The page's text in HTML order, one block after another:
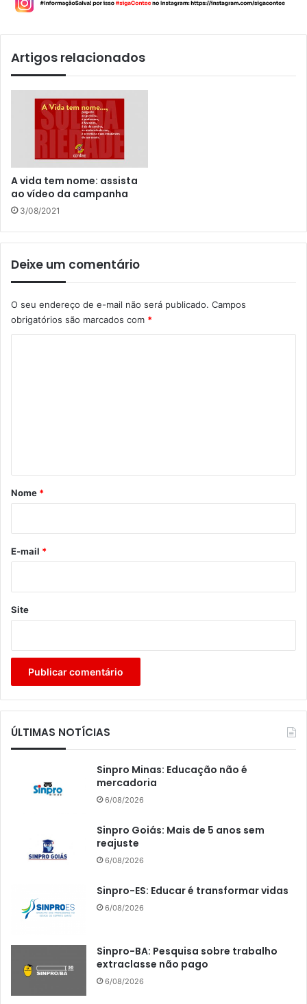
Artigos relacionados
A vida tem nome: assista
ao vídeo da campanha
3/08/2021
Deixe um comentário
O seu endereço de e-mail não será publicado. Campos
obrigatórios são marcados com *
r
*
Nome *
E-mail *
Site
ÚLTIMAS NOTÍCIAS
Sinpro Minas: Educação não é
mercadoria
6/08/2026
Sinpro Goiás: Mais de 5 anos sem
reajuste
6/08/2026
Sinpro-ES: Educar é transformar vidas
6/08/2026
Sinpro-BA: Pesquisa sobre trabalho
extraclasse não pago
6/08/2026